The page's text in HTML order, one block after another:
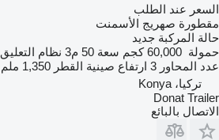
السعر عند الطلب
مقطورة صهريج الأسمنت
حالة المركبة جديد
حمولة 60,000 كجم سعة 50 م3 نظام التعليق
عدد المحاور 3 ارتفاع صينية القطر 1,350 ملم
تركيا، Konya
Donat Trailer
الاتصال بالبائع